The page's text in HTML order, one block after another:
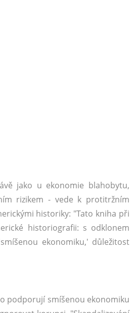
jako u ekonomie blahobytu,
rizikem - vede k protitržním
historiky: "Tato kniha při
historiografii: s odklonem
ekonomiku,' důležitost
podporují smíšenou ekonomiku